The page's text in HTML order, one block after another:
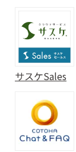
サスケSales